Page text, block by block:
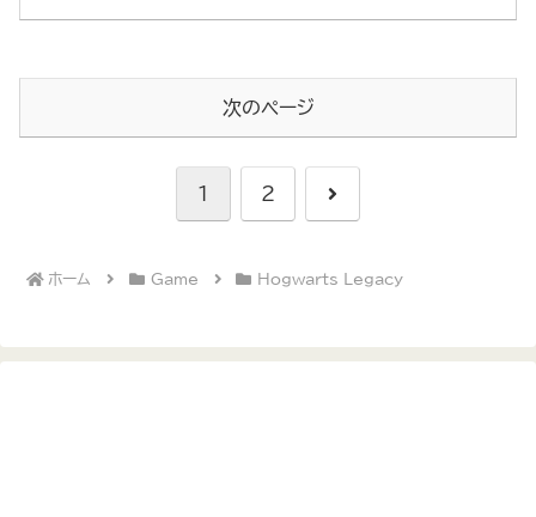
次のページ
1 2 次
ホーム Game Hogwarts Legacy